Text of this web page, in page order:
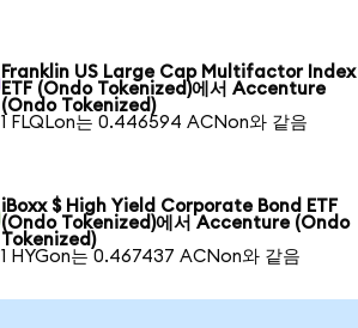
Franklin US Large Cap Multifactor Index
ETF (Ondo Tokenized)에서 Accenture
(Ondo Tokenized)
1 FLQLon는 0.446594 ACNon와 같음
iBoxx $ High Yield Corporate Bond ETF
(Ondo Tokenized)에서 Accenture (Ondo
Tokenized)
1 HYGon는 0.467437 ACNon와 같음